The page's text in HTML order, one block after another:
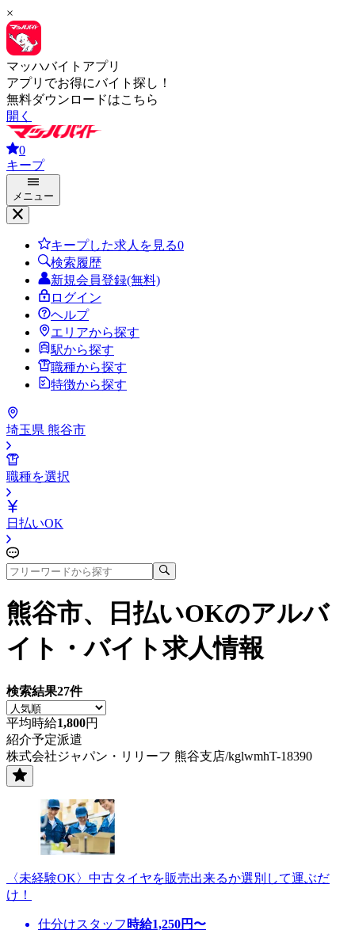
×
マッハバイトアプリ
アプリでお得にバイト探し！
無料ダウンロードはこちら
開く
0
キープ
メニュー
キープした求人を見る0
検索履歴
新規会員登録(無料)
ログイン
ヘルプ
エリアから探す
駅から探す
職種から探す
特徴から探す
埼玉県 熊谷市
職種を選択
日払いOK
熊谷市、日払いOKのアルバ
イト・バイト求人情報
検索結果27件
平均時給1,800円
紹介予定派遣
株式会社ジャパン・リリーフ 熊谷支店/kglwmhT-18390
〈未経験OK〉中古タイヤを販売出来るか選別して運ぶだ
け！
仕分けスタッフ 時給1,250円〜